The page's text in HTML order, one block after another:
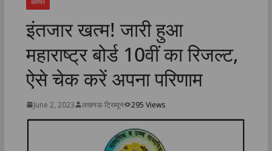
इंतजार खत्म! जारी हुआ
महाराष्ट्र बोर्ड 10वीं का रिजल्ट,
ऐसे चेक करें अपना परिणाम
June 2, 2023 लखनऊ ट्रिब्यून 295 Views